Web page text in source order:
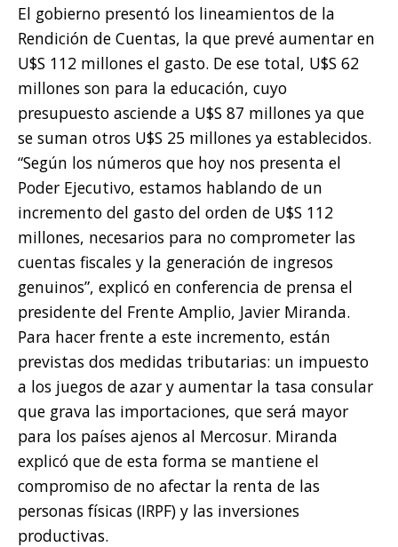
El gobierno presentó los lineamientos de la
Rendición de Cuentas, la que prevé aumentar en
U$S 112 millones el gasto. De ese total, U$S 62
millones son para la educación, cuyo
presupuesto asciende a U$S 87 millones ya que
se suman otros U$S 25 millones ya establecidos.
“Según los números que hoy nos presenta el
Poder Ejecutivo, estamos hablando de un
incremento del gasto del orden de U$S 112
millones, necesarios para no comprometer las
cuentas fiscales y la generación de ingresos
genuinos”, explicó en conferencia de prensa el
presidente del Frente Amplio, Javier Miranda.
Para hacer frente a este incremento, están
previstas dos medidas tributarias: un impuesto
a los juegos de azar y aumentar la tasa consular
que grava las importaciones, que será mayor
para los países ajenos al Mercosur. Miranda
explicó que de esta forma se mantiene el
compromiso de no afectar la renta de las
personas físicas (IRPF) y las inversiones
productivas.